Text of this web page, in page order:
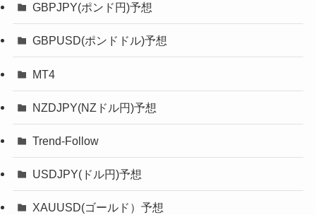
GBPJPY(ポンド円)予想
GBPUSD(ポンドドル)予想
MT4
NZDJPY(NZドル円)予想
Trend-Follow
USDJPY(ドル円)予想
XAUUSD(ゴールド）予想